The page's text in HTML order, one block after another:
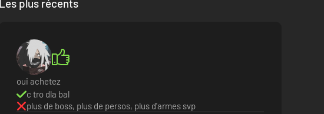
Les plus récents
oui achetez
c tro dla bal
plus de boss, plus de persos, plus d'armes svp